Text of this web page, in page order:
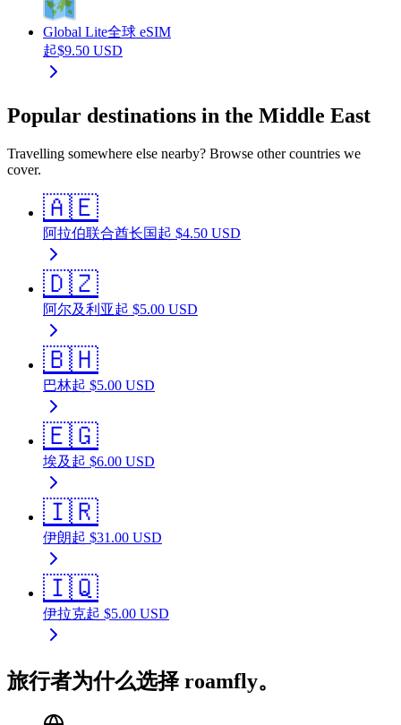
Global Lite全球 eSIM
起$9.50 USD
Popular destinations in the Middle East
Travelling somewhere else nearby? Browse other countries we
cover.
🇦🇪
阿拉伯联合酋长国起 $4.50 USD
🇩🇿
阿尔及利亚起 $5.00 USD
🇧🇭
巴林起 $5.00 USD
🇪🇬
埃及 起 $6.00 USD
🇮🇷
伊朗起 $31.00 USD
🇮🇶
伊拉克起 $5.00 USD
旅行者为什么选择 roamfly。